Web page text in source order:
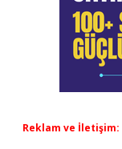
Reklam ve İletişim: